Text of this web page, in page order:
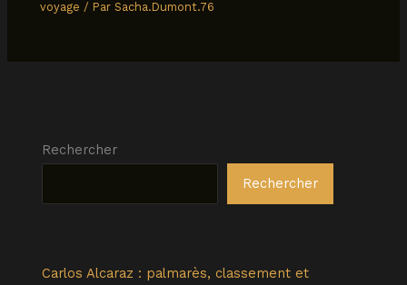
voyage / ParSacha.Dumont.76
Rechercher
Rechercher
Carlos Alcaraz : palmarès, classement et